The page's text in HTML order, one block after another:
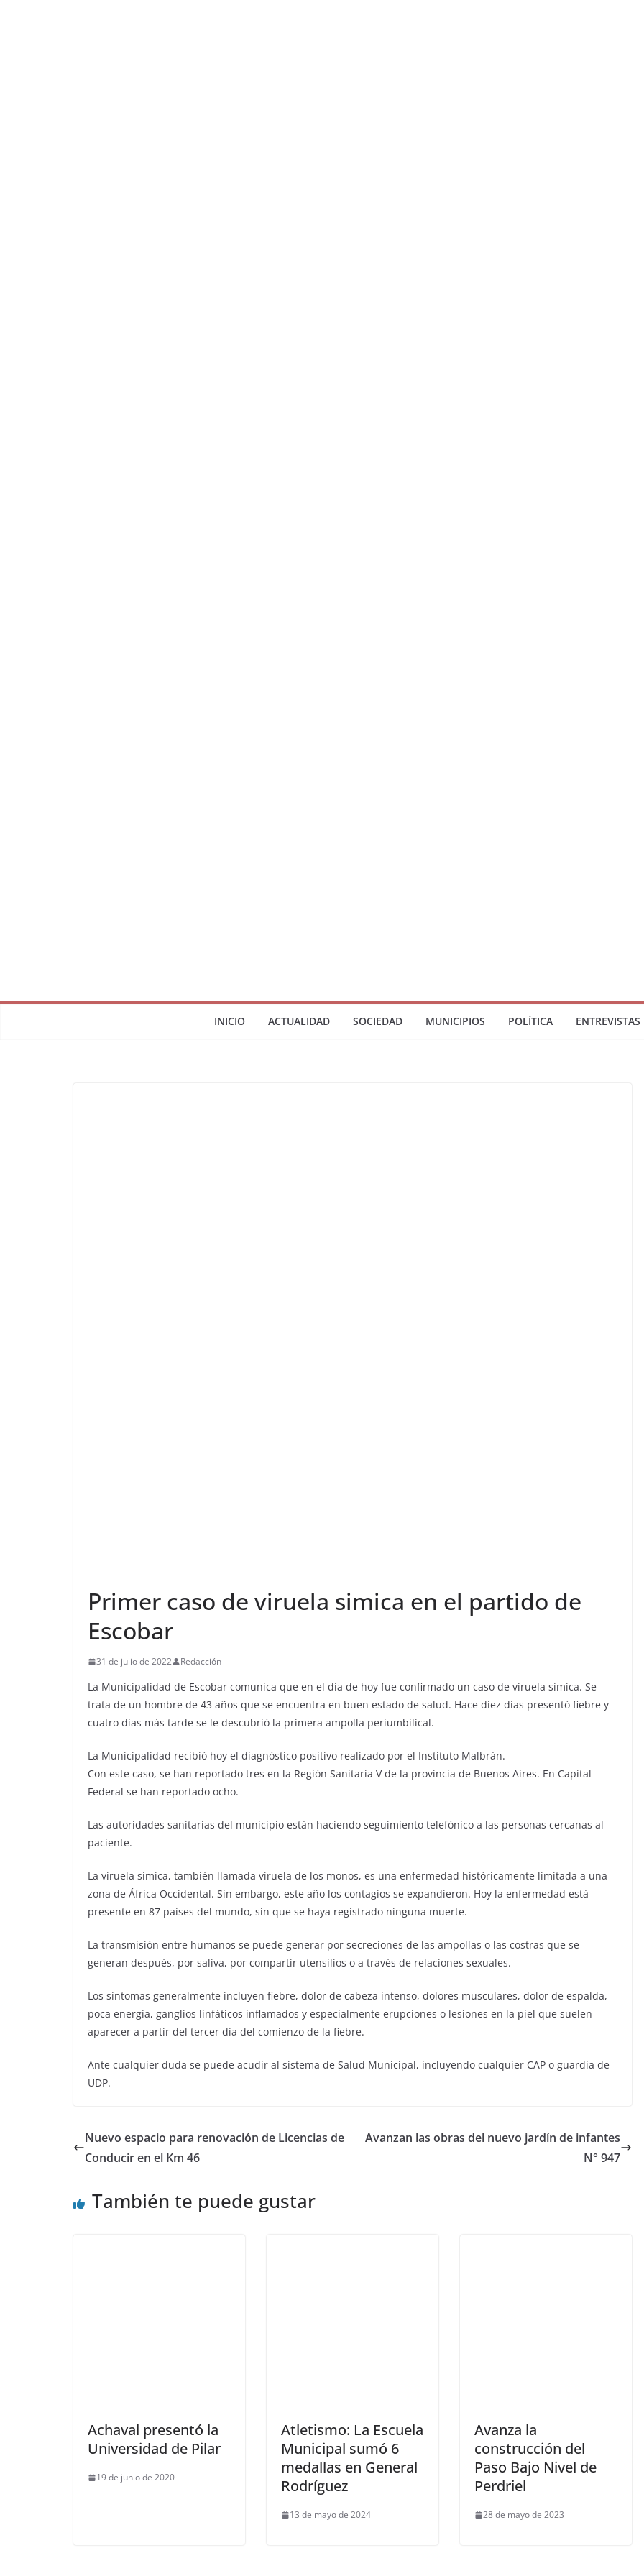
INICIO ACTUALIDAD SOCIEDAD MUNICIPIOS POLÍTICA ENTREVISTAS
Primer caso de viruela simica en el partido de
Escobar
31 de julio de 2022 Redacción
La Municipalidad de Escobar comunica que en el día de hoy fue confirmado un caso de viruela símica. Se
trata de un hombre de 43 años que se encuentra en buen estado de salud. Hace diez días presentó fiebre y
cuatro días más tarde se le descubrió la primera ampolla periumbilical.
La Municipalidad recibió hoy el diagnóstico positivo realizado por el Instituto Malbrán.
Con este caso, se han reportado tres en la Región Sanitaria V de la provincia de Buenos Aires. En Capital
Federal se han reportado ocho.
Las autoridades sanitarias del municipio están haciendo seguimiento telefónico a las personas cercanas al
paciente.
La viruela símica, también llamada viruela de los monos, es una enfermedad históricamente limitada a una
zona de África Occidental. Sin embargo, este año los contagios se expandieron. Hoy la enfermedad está
presente en 87 países del mundo, sin que se haya registrado ninguna muerte.
La transmisión entre humanos se puede generar por secreciones de las ampollas o las costras que se
generan después, por saliva, por compartir utensilios o a través de relaciones sexuales.
Los síntomas generalmente incluyen fiebre, dolor de cabeza intenso, dolores musculares, dolor de espalda,
poca energía, ganglios linfáticos inflamados y especialmente erupciones o lesiones en la piel que suelen
aparecer a partir del tercer día del comienzo de la fiebre.
Ante cualquier duda se puede acudir al sistema de Salud Municipal, incluyendo cualquier CAP o guardia de
UDP.
Nuevo espacio para renovación de Licencias de
Conducir en el Km 46
Avanzan las obras del nuevo jardín de infantes
N° 947
También te puede gustar
Achaval presentó la
Universidad de Pilar
19 de junio de 2020
Atletismo: La Escuela
Municipal sumó 6
medallas en General
Rodríguez
13 de mayo de 2024
Avanza la
construcción del
Paso Bajo Nivel de
Perdriel
28 de mayo de 2023